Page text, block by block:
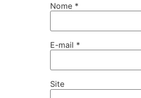
Nome *
E-mail *
Site